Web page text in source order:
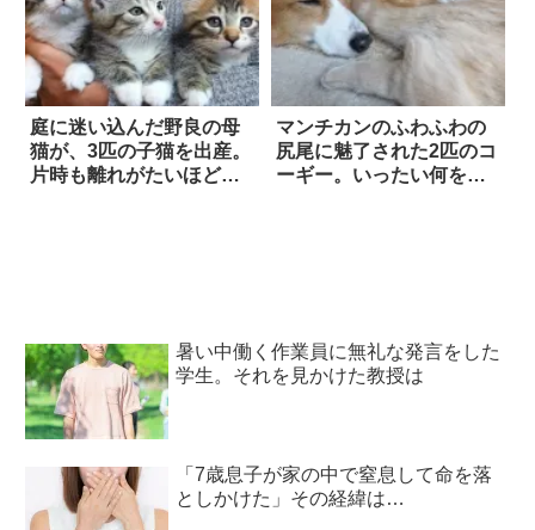
庭に迷い込んだ野良の母
猫が、3匹の子猫を出産。
片時も離れがたいほど仲
マンチカンのふわふわの
尻尾に魅了された2匹のコ
ーギー。いったい何をし
暑い中働く作業員に無礼な発言をした
学生。それを見かけた教授は
「7歳息子が家の中で窒息して命を落
としかけた」その経緯は…